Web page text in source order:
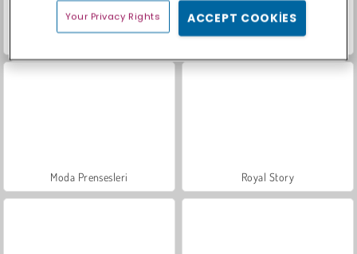
Muhteşem Okula Dönüş Saç Stilleri
Moda Prensesleri Royal Story
Your Privacy Rights ACCEPT COOKIES